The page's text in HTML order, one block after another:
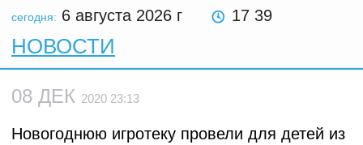
сегодня: 6 августа 2026 г 17 39
НОВОСТИ
08 ДЕК 2020 23:13
Новогоднюю игротеку провели для детей из